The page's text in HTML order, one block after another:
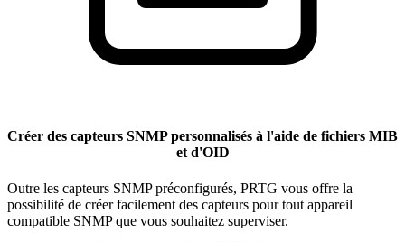
Créer des capteurs SNMP personnalisés à l'aide de fichiers MIB
et d'OID
Outre les capteurs SNMP préconfigurés, PRTG vous offre la
possibilité de créer facilement des capteurs pour tout appareil
compatible SNMP que vous souhaitez superviser.